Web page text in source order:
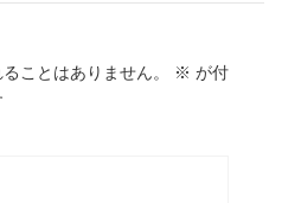
ことはありません。 ※ が付